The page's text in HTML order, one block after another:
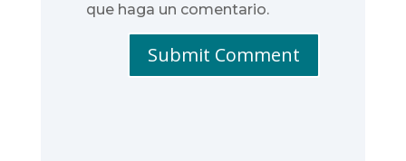
que haga un comentario.
Submit Comment